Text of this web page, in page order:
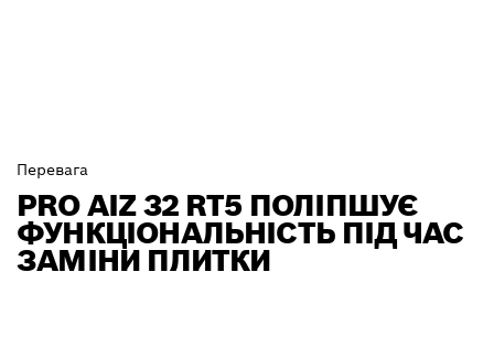
Перевага
PRO AIZ 32 RT5 ПОЛІПШУЄ
ФУНКЦІОНАЛЬНІСТЬ ПІД ЧАС
ЗАМІНИ ПЛИТКИ